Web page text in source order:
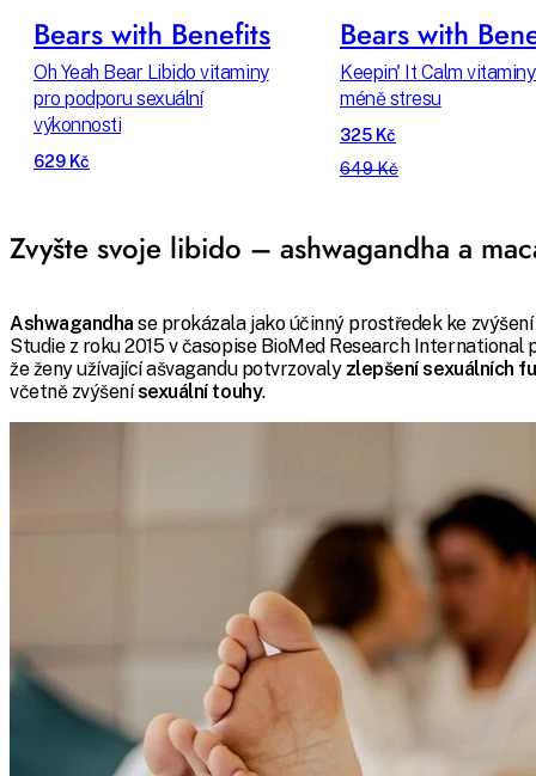
Bears with Benefits
Oh Yeah Bear Libido vitaminy
pro podporu sexuální
výkonnosti
629 Kč
Bears with
Keepin' It Calm
méně stresu
325 Kč
649 Kč
Zvyšte svoje libido – ashwagandha a
Ashwagandha se prokázala jako účinný prostředek ke zvýšení
Studie z roku 2015 v časopise BioMed Research International
že ženy užívající ašvagandu potvrzovaly zlepšení sexuálních
včetně zvýšenísexuální touhy.